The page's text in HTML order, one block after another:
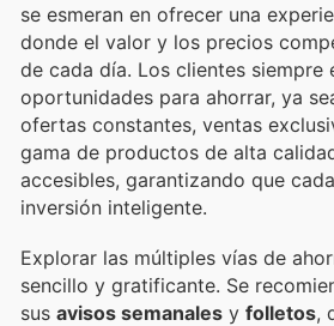
se esmeran en ofrecer una
donde el valor y los precios
de cada día. Los clientes siempre
oportunidades para ahorrar, ya
ofertas constantes, ventas
gama de productos de alta
accesibles, garantizando que
inversión inteligente.
Explorar las múltiples vías de
sencillo y gratificante. Se
sus avisos semanales y folletos,